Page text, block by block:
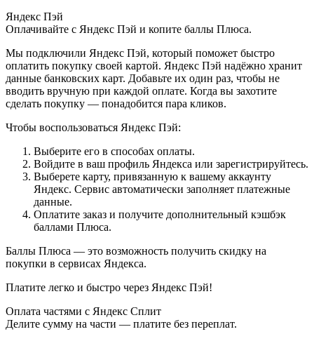
Яндекс Пэй
Оплачивайте с Яндекс Пэй и копите баллы Плюса.
Мы подключили Яндекс Пэй, который поможет быстро
оплатить покупку своей картой. Яндекс Пэй надёжно хранит
данные банковских карт. Добавьте их один раз, чтобы не
вводить вручную при каждой оплате. Когда вы захотите
сделать покупку — понадобится пара кликов.
Чтобы воспользоваться Яндекс Пэй:
Выберите его в способах оплаты.
Войдите в ваш профиль Яндекса или зарегистрируйтесь.
Выберете карту, привязанную к вашему аккаунту
Яндекс. Сервис автоматически заполняет платежные
данные.
Оплатите заказ и получите дополнительный кэшбэк
баллами Плюса.
Баллы Плюса — это возможность получить скидку на
покупки в сервисах Яндекса.
Платите легко и быстро через Яндекс Пэй!
Оплата частями с Яндекс Сплит
Делите сумму на части — платите без переплат.